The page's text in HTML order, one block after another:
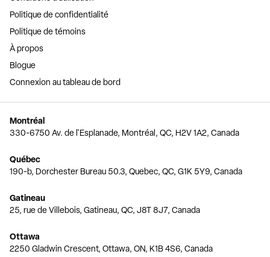
Politique de confidentialité
Politique de témoins
À propos
Blogue
Connexion au tableau de bord
Montréal
330-6750 Av. de l'Esplanade, Montréal, QC, H2V 1A2, Canada
Québec
190-b, Dorchester Bureau 50.3, Quebec, QC, G1K 5Y9, Canada
Gatineau
25, rue de Villebois, Gatineau, QC, J8T 8J7, Canada
Ottawa
2250 Gladwin Crescent, Ottawa, ON, K1B 4S6, Canada